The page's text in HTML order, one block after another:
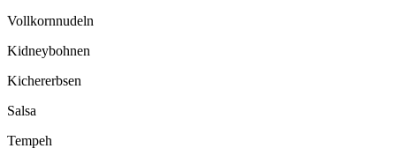
Vollkornnudeln
Kidneybohnen
Kichererbsen
Salsa
Tempeh